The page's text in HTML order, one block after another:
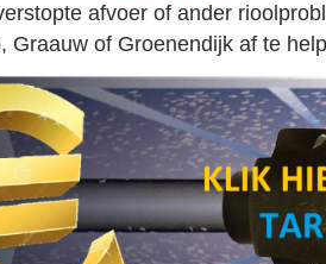
afvoer of ander
Graauw of Groenendijk af te